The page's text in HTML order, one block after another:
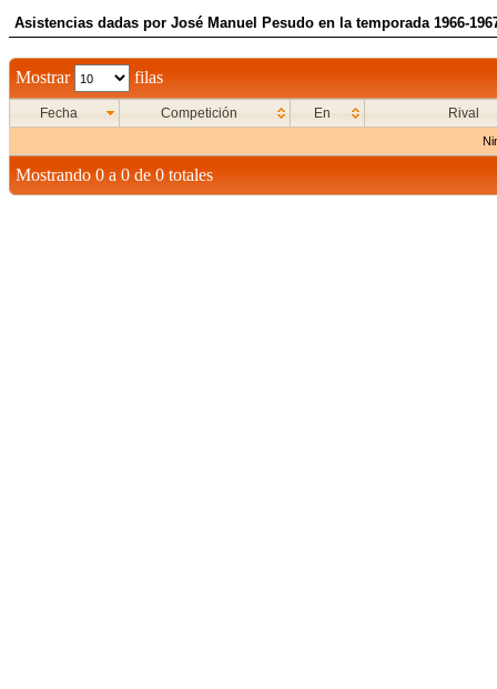
Asistencias dadas por José Manuel Pesudo en la temporada 1966-
Mostrar filas
Fecha Competición En Rival
Mostrando 0 a 0 de 0 totales